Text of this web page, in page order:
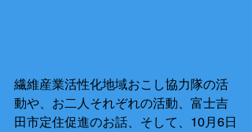
繊維産業活性化地域おこし協力隊の活
動や、お二人それぞれの活動、富士吉
田市定住促進のお話、そして、10月6日